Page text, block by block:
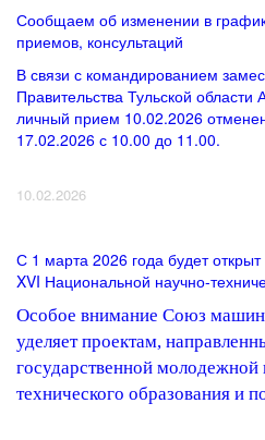
Сообщаем об изменении в
приемов, консультаций
В связи с командированием
Правительства Тульской
личный прием 10.02.2026
17.02.2026 с 10.00 до 11.00.
10.02.2026
С 1 марта 2026 года будет
XVI Национальной научно-
Особое внимание Союз
уделяет проектам,
государственной молодежной
технического образования и